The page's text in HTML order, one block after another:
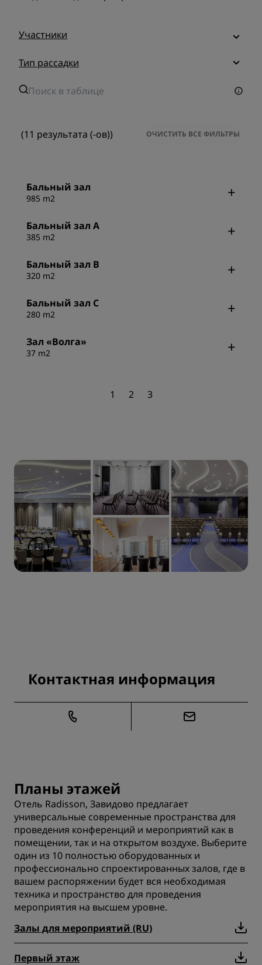
Участники
Тип рассадки
(11 результата (-ов)) ОЧИСТИТЬ ВСЕ ФИЛЬТРЫ
Бальный зал
985 m2
Бальный зал A
385 m2
Бальный зал B
320 m2
Бальный зал C
280 m2
Зал «Волга»
37 m2
1 2 3
Контактная информация
Планы этажей
Отель Radisson, Завидово предлагает
универсальные современные пространства для
проведения конференций и мероприятий как в
помещении, так и на открытом воздухе. Выберите
один из 10 полностью оборудованных и
профессионально спроектированных залов, где в
вашем распоряжении будет вся необходимая
техника и пространство для проведения
мероприятия на высшем уровне.
Залы для мероприятий (RU)
Первый этаж